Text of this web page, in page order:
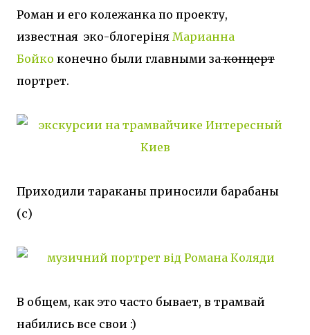
Роман и его колежанка по проекту,
известная эко-блогеріня Марианна
Бойко конечно были главными законцерт
портрет.
Приходили тараканы приносили барабаны
(с)
В общем, как это часто бывает, в трамвай
набились все свои :)